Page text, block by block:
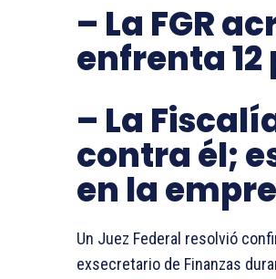
– La FGR
enfrenta
– La
contra él;
en la
Un Juez Federal resolvió
exsecretario de Finanzas